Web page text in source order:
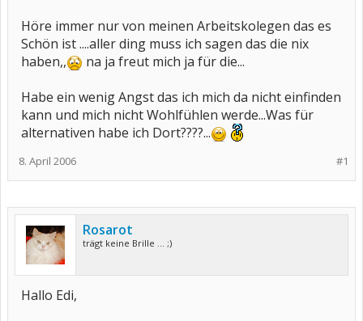
Höre immer nur von meinen Arbeitskolegen das es
Schön ist ....aller ding muss ich sagen das die nix
haben,,
na ja freut mich ja für die...
Habe ein wenig Angst das ich mich da nicht einfinden
kann und mich nicht Wohlfühlen werde...Was für
alternativen habe ich Dort????...
#1
8. April 2006
Rosarot
trägt keine Brille ... ;)
Hallo Edi,